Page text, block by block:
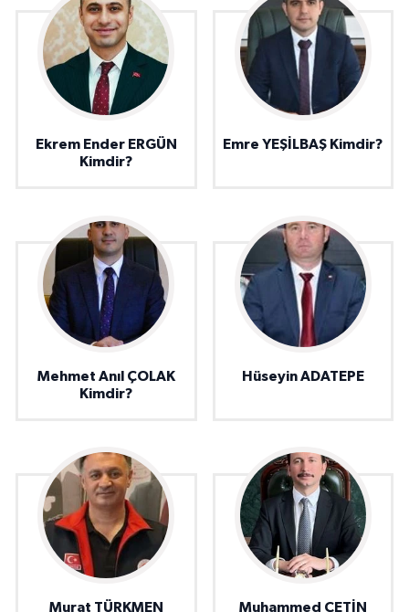
Ekrem Ender ERGÜN
Kimdir?
Emre YEŞİLBAŞ Kimdir?
Mehmet Anıl ÇOLAK
Kimdir?
Hüseyin ADATEPE
Murat TÜRKMEN
Muhammed ÇETİN